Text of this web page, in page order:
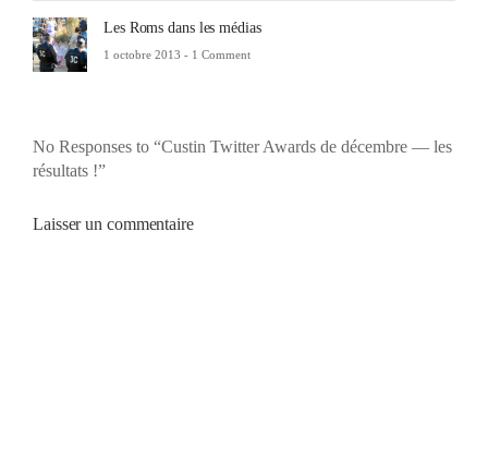
Les Roms dans les médias
1 octobre 2013 - 1 Comment
No Responses to “Custin Twitter Awards de décembre — les
résultats !”
Laisser un commentaire